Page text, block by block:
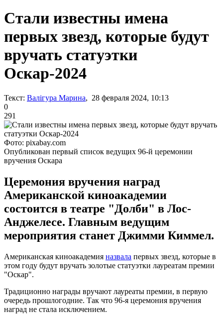
Стали известны имена
первых звезд, которые будут
вручать статуэтки
Оскар-2024
Текст: Валігура Марина, 28 февраля 2024, 10:13
0
291
Фото: pixabay.com
Опубликован первый список ведущих 96-й церемонии
вручения Оскара
Церемония вручения наград
Американской киноакадемии
состоится в театре "Долби" в Лос-
Анджелесе. Главным ведущим
мероприятия станет Джимми Киммел.
Американская киноакадемия назвала первых звезд, которые в
этом году будут вручать золотые статуэтки лауреатам премии
"Оскар".
Традиционно награды вручают лауреаты премии, в первую
очередь прошлогодние. Так что 96-я церемония вручения
наград не стала исключением.